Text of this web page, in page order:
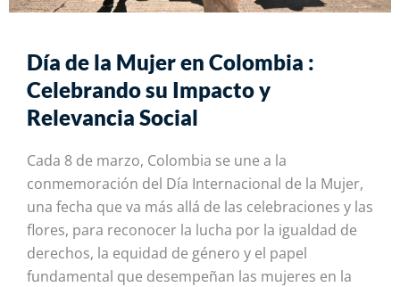
Día de la Mujer en Colombia :
Celebrando su Impacto y
Relevancia Social
Cada 8 de marzo, Colombia se une a la
conmemoración del Día Internacional de la Mujer,
una fecha que va más allá de las celebraciones y las
flores, para reconocer la lucha por la igualdad de
derechos, la equidad de género y el papel
fundamental que desempeñan las mujeres en la